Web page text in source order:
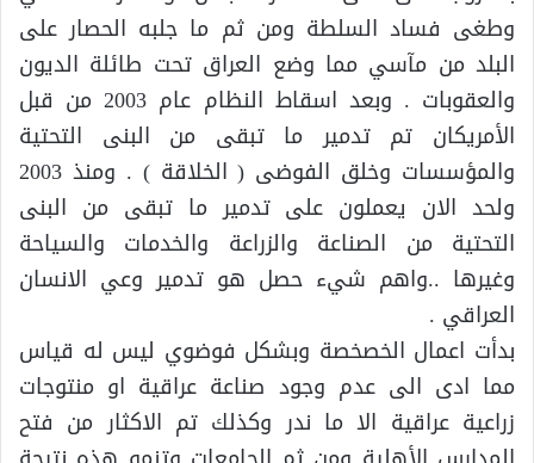
وطغى فساد السلطة ومن ثم ما جلبه الحصار على
البلد من مآسي مما وضع العراق تحت طائلة الديون
والعقوبات . وبعد اسقاط النظام عام 2003 من قبل
الأمريكان تم تدمير ما تبقى من البنى التحتية
والمؤسسات وخلق الفوضى ( الخلاقة ) . ومنذ 2003
ولحد الان يعملون على تدمير ما تبقى من البنى
التحتية من الصناعة والزراعة والخدمات والسياحة
وغيرها ..واهم شيء حصل هو تدمير وعي الانسان
العراقي .
بدأت اعمال الخصخصة وبشكل فوضوي ليس له قياس
مما ادى الى عدم وجود صناعة عراقية او منتوجات
زراعية عراقية الا ما ندر وكذلك تم الاكثار من فتح